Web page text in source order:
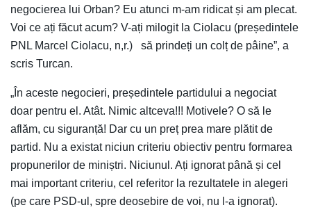
negocierea lui Orban? Eu atunci m-am ridicat și am plecat.
Voi ce ați făcut acum? V-ați milogit la Ciolacu (președintele
PNL Marcel Ciolacu, n,r.) să prindeți un colț de pâine”, a
scris Turcan.
„În aceste negocieri, președintele partidului a negociat
doar pentru el. Atât. Nimic altceva!!! Motivele? O să le
aflăm, cu siguranță! Dar cu un preț prea mare plătit de
partid. Nu a existat niciun criteriu obiectiv pentru formarea
propunerilor de miniștri. Niciunul. Ați ignorat până și cel
mai important criteriu, cel referitor la rezultatele in alegeri
(pe care PSD-ul, spre deosebire de voi, nu l-a ignorat).